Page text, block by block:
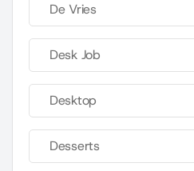
De Vries
Desk Job
Desktop
Desserts